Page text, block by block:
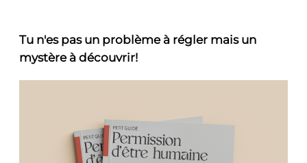
Tu n'es pas un problème à régler mais un
mystère à découvrir!